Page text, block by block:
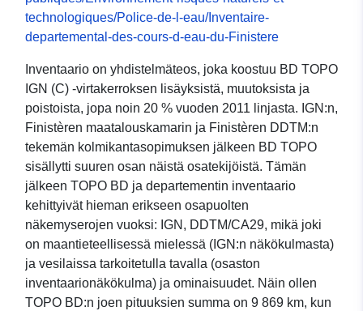
technologiques/Police-de-l-eau/Inventaire-
departemental-des-cours-d-eau-du-Finistere
Inventaario on yhdistelmäteos, joka koostuu BD TOPO
IGN (C) -virtakerroksen lisäyksistä, muutoksista ja
poistoista, jopa noin 20 % vuoden 2011 linjasta. IGN:n,
Finistèren maatalouskamarin ja Finistèren DDTM:n
tekemän kolmikantasopimuksen jälkeen BD TOPO
sisällytti suuren osan näistä osatekijöistä. Tämän
jälkeen TOPO BD ja departementin inventaario
kehittyivät hieman erikseen osapuolten
näkemyserojen vuoksi: IGN, DDTM/CA29, mikä joki
on maantieteellisessä mielessä (IGN:n näkökulmasta)
ja vesilaissa tarkoitetulla tavalla (osaston
inventaarionäkökulma) ja ominaisuudet. Näin ollen
TOPO BD:n joen pituuksien summa on 9 869 km, kun